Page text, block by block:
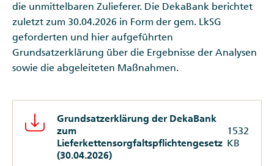
die unmittelbaren Zulieferer. Die DekaBank berichtet
zuletzt zum 30.04.2026 in Form der gem. LkSG
geforderten und hier aufgeführten
Grundsatzerklärung über die Ergebnisse der Analysen
sowie die abgeleiteten Maßnahmen.
Grundsatzerklärung der DekaBank
zum
Lieferkettensorgfaltspflichtengesetz
(30.04.2026)
1532
KB